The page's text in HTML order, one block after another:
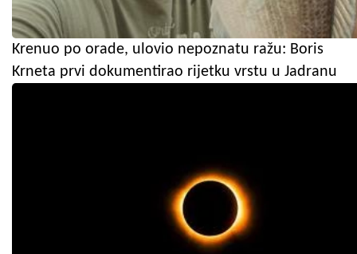
Krenuo po orade, ulovio nepoznatu ražu: Boris
Krneta prvi dokumentirao rijetku vrstu u Jadranu